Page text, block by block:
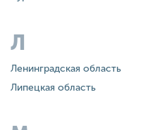
Л
Ленинградская область
Липецкая область